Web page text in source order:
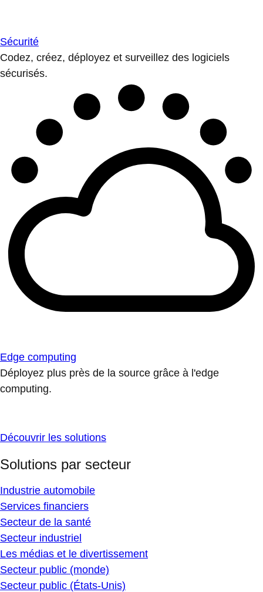
Sécurité
Codez, créez, déployez et surveillez des logiciels
sécurisés.
Edge computing
Déployez plus près de la source grâce à l'edge
computing.
Découvrir les solutions
Solutions par secteur
Industrie automobile
Services financiers
Secteur de la santé
Secteur industriel
Les médias et le divertissement
Secteur public (monde)
Secteur public (États-Unis)